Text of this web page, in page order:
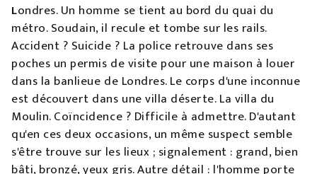
Londres. Un homme se tient au bord du quai du
métro. Soudain, il recule et tombe sur les rails.
Accident ? Suicide ? La police retrouve dans ses
poches un permis de visite pour une maison à louer
dans la banlieue de Londres. Le corps d'une inconnue
est découvert dans une villa déserte. La villa du
Moulin. Coïncidence ? Difficile à admettre. D'autant
qu'en ces deux occasions, un même suspect semble
s'être trouve sur les lieux ; signalement : grand, bien
bâti, bronzé, yeux gris. Autre détail : l'homme porte